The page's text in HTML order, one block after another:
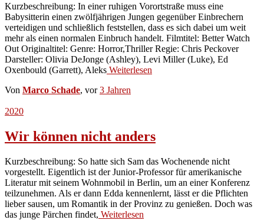
Kurzbeschreibung: In einer ruhigen Vorortstraße muss eine
Babysitterin einen zwölfjährigen Jungen gegenüber Einbrechern
verteidigen und schließlich feststellen, dass es sich dabei um weit
mehr als einen normalen Einbruch handelt. Filmtitel: Better Watch
Out Originaltitel: Genre: Horror,Thriller Regie: Chris Peckover
Darsteller: Olivia DeJonge (Ashley), Levi Miller (Luke), Ed
Oxenbould (Garrett), Aleks Weiterlesen
Von Marco Schade, vor3 Jahren
2020
Wir können nicht anders
Kurzbeschreibung: So hatte sich Sam das Wochenende nicht
vorgestellt. Eigentlich ist der Junior-Professor für amerikanische
Literatur mit seinem Wohnmobil in Berlin, um an einer Konferenz
teilzunehmen. Als er dann Edda kennenlernt, lässt er die Pflichten
lieber sausen, um Romantik in der Provinz zu genießen. Doch was
das junge Pärchen findet, Weiterlesen